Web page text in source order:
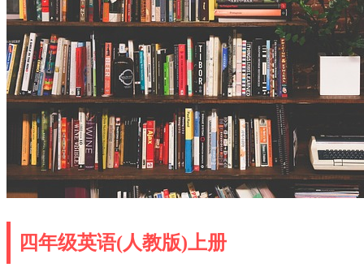
四年级英语(人教版)上册